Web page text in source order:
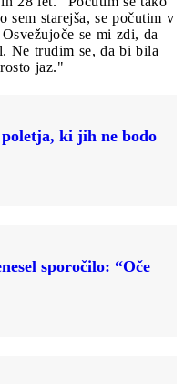
sem starejša, se počutim v
se mi zdi, da
Ne trudim se, da bi bila
jaz."
ki jih ne bodo
sporočilo: “Oče